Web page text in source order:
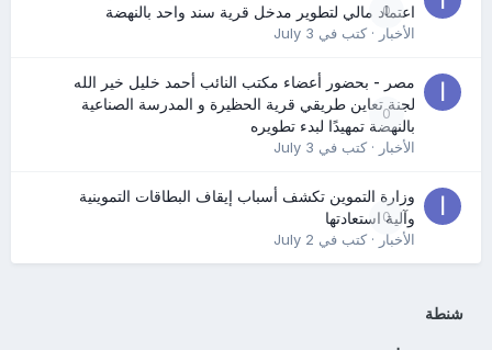
0
اعتماد مالي لتطوير مدخل قرية سند واحد بالنهضة
الأخبار· كتب في July 3
0
مصر - بحضور أعضاء مكتب النائب أحمد خليل خير الله
لجنة تعاين طريقي قرية الحظيرة و المدرسة الصناعية
بالنهضة تمهيدًا لبدء تطويره
الأخبار· كتب في July 3
0
وزارة التموين تكشف أسباب إيقاف البطاقات التموينية
وآلية استعادتها
الأخبار· كتب في July 2
شنطة